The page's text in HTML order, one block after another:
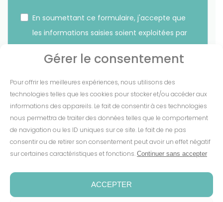
Gérer le consentement
Pour offrir les meilleures expériences, nous utilisons des
technologies telles que les cookies pour stocker et/ou accéder aux
informations des appareils. Le fait de consentir à ces technologies
nous permettra de traiter des données telles que le comportement
de navigation ou les ID uniques sur ce site. Le fait de ne pas
consentir ou de retirer son consentement peut avoir un effet négatif
sur certaines caractéristiques et fonctions. Continuer sans accepter
ACCEPTER
En soumettant ce formulaire, j'accepte que
les informations saisies soient exploitées par
sur le lien présent dans nos emails.
S'INSCRIRE
Conditions de garantie-Espace presse